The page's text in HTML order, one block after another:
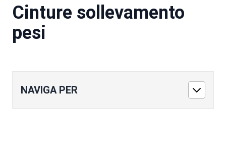
Cinture sollevamento
pesi
NAVIGA PER